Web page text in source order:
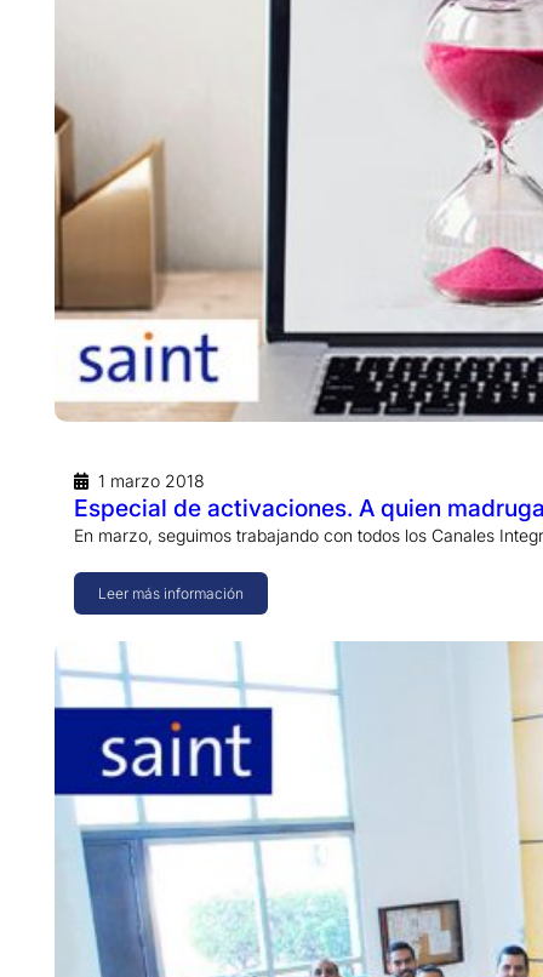
1 marzo 2018
Especial de activaciones. A quien
En marzo, seguimos trabajando con todos los Canales
Leer más información